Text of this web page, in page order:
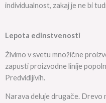
individualnost, zakaj je ne bi
Lepota edinstvenosti
Živimo v svetu množične
zapusti proizvodne linije
Predvidljivih.
Narava deluje drugače. Drevo